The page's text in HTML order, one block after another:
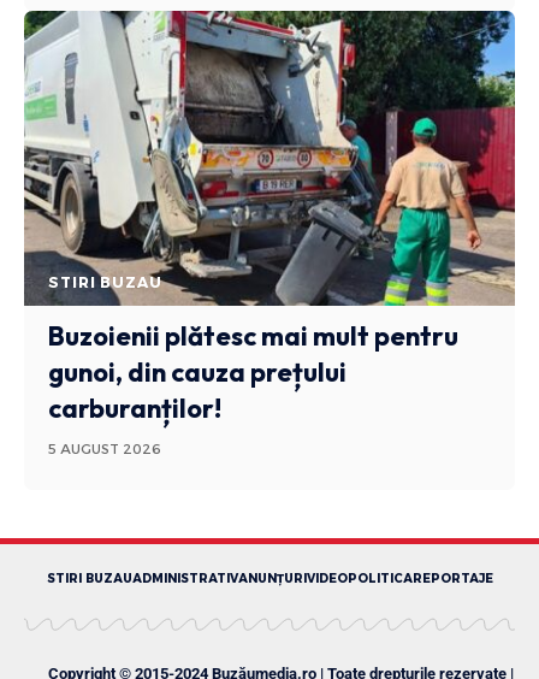
STIRI BUZAU
Buzoienii plătesc mai mult pentru
gunoi, din cauza prețului
carburanților!
5 AUGUST 2026
STIRI BUZAUADMINISTRATIVANUNȚURIVIDEOPOLITICAREPORTAJE
Copyright © 2015-2024 Buzăumedia.ro | Toate drepturile rezervate |